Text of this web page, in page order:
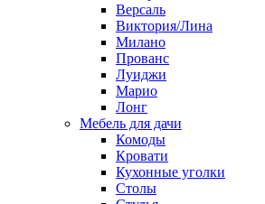
Версаль
Виктория/Лина
Милано
Прованс
Луиджи
Марио
Лонг
Мебель для дачи
Комоды
Кровати
Кухонные уголки
Столы